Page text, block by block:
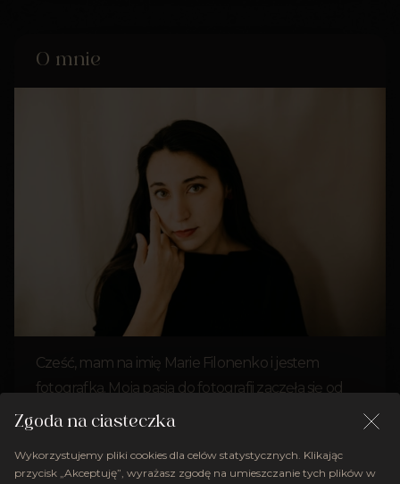
O mnie
Cześć, mam na imię Marie Filonenko i jestem
fotografką. Moja pasja do fotografii zaczęła się od
fotoreportażu, który daje mi nie tylko adrenalinę,
Zainspirowana tym doświadczeniem, dziś zajmuję
Zgoda na ciasteczka
Wykorzystujemy pliki cookies dla celów statystycznych. Klikając
przycisk „Akceptuję”, wyrażasz zgodę na umieszczanie tych plików w